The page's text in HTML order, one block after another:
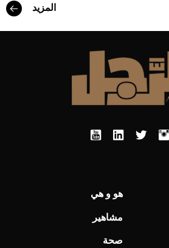
لإطلالة جريئة وعصرية
المزيد
هو و هي
مشاهير
صحة